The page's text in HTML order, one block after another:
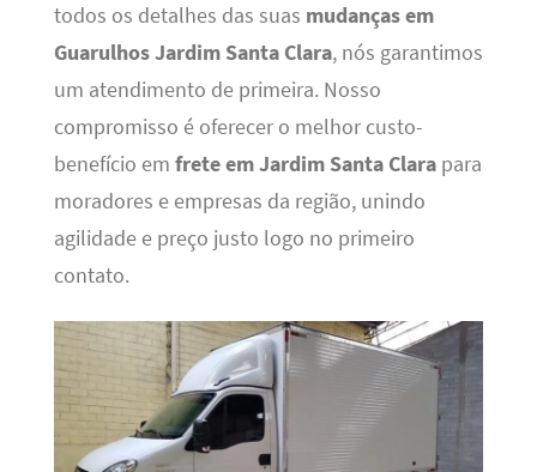
todos os detalhes das suas mudanças em
Guarulhos Jardim Santa Clara, nós garantimos
um atendimento de primeira. Nosso
compromisso é oferecer o melhor custo-
benefício em frete em Jardim Santa Clarapara
moradores e empresas da região, unindo
agilidade e preço justo logo no primeiro
contato.